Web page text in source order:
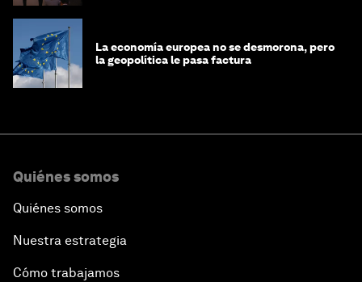
La economía europea no se desmorona, pero
la geopolítica le pasa factura
Quiénes somos
Quiénes somos
Nuestra estrategia
Cómo trabajamos